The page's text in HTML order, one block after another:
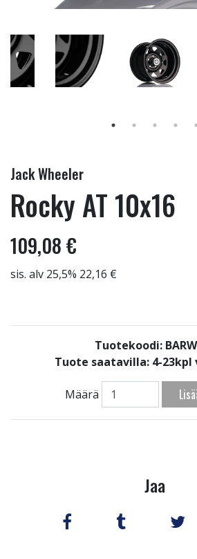
Jack Wheeler
Rocky AT 10x16
109,08 €
sis. alv 25,5% 22,16 €
Tuotekoodi:
Tuote saatavilla: 4-23kpl
Määrä
Jaa